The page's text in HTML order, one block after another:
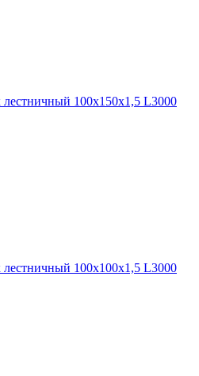
100х150х1,5 L3000
100х100х1,5 L3000